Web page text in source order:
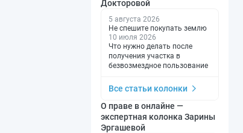
Докторовой
5 августа 2026
Не спешите покупать землю
10 июля 2026
Что нужно делать после
получения участка в
безвозмездное пользование
Все статьи колонки
О праве в онлайне —
экспертная колонка Зарины
Эргашевой